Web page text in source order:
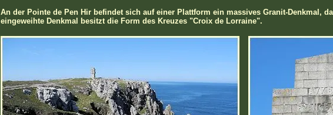
An der Pointe de Pen Hir befindet sich auf einer Plattform ein massives Granit-Denkmal,
eingeweihte Denkmal besitzt die Form des Kreuzes "Croix de Lorraine".